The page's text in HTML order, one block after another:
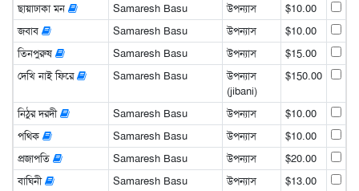
ছায়াঢাকা মন
Samaresh Basu উপন্যাস
$10.00
জবাব
Samaresh Basu উপন্যাস
$10.00
তিনপুরুষ
Samaresh Basu উপন্যাস
$15.00
দেখি নাই ফিরে
Samaresh Basu
উপন্যাস
(jibani)
$150.00
নিঠুর দরদী Samaresh Basu উপন্যাস
$10.00
পথিক
Samaresh Basu উপন্যাস
$10.00
প্রজাপতি
Samaresh Basu উপন্যাস
$20.00
বাঘিনী
Samaresh Basu উপন্যাস
$13.00